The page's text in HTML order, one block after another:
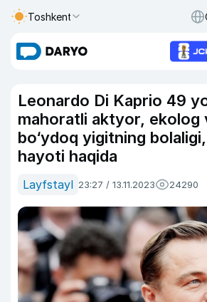
Toshkent
Leonardo Di Kaprio 49
mahoratli aktyor, ekolog
bo‘ydoq yigitning
hayoti haqida
Layfstayl 23:27 / 13.11.2023 24290